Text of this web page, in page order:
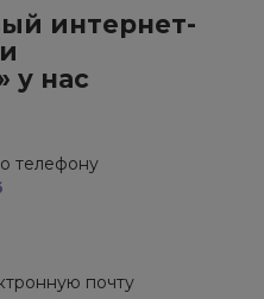
интернет-
у нас
телефону
почту